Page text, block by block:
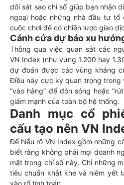
dõi sát sao chỉ số giúp bạn nhận
ngoại hoặc những nhà đầu tư
cuộc chơi để có chiến lược giao
Cánh cửa dự báo xu
Thông qua việc quan sát các
VN Index (như vùng 1.200 hay
dự đoán được các vùng kháng
Điều này cực kỳ quan trọng trong
“vào hàng” để đón sóng hoặc
giảm mạnh của toàn bộ hệ thống.
Danh mục cổ
cấu tạo nên VN
Để hiểu rõ VN Index gồm những
biết rằng không phải mọi doanh
mặt trong chỉ số này. Chỉ những
tiêu chuẩn khắt khe và niêm yết
vào rổ tính toán.